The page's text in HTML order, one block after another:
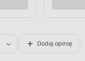
Dodaj opinię